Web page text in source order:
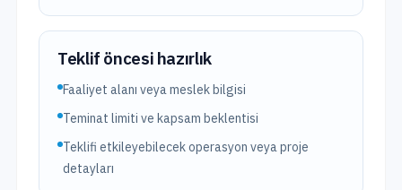
Teklif öncesi hazırlık
Faaliyet alanı veya meslek bilgisi
Teminat limiti ve kapsam beklentisi
Teklifi etkileyebilecek operasyon veya proje
detayları